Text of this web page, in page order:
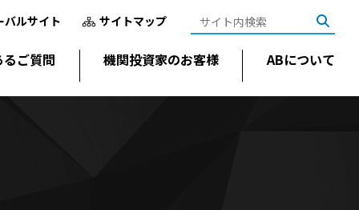
バルサイト サイトマップ
るご質問 機関投資家のお客様 ABについて